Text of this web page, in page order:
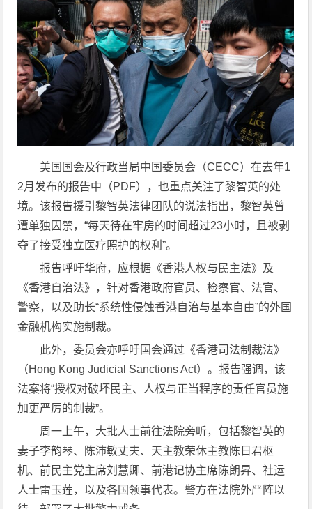
美国国会及行政当局中国委员会（CECC）在去年1
2月发布的报告中（PDF），也重点关注了黎智英的处
境。该报告援引黎智英法律团队的说法指出，黎智英曾
遭单独囚禁，“每天待在牢房的时间超过23小时，且被剥
夺了接受独立医疗照护的权利”。
报告呼吁华府，应根据《香港人权与民主法》及
《香港自治法》，针对香港政府官员、检察官、法官、
警察，以及助长“系统性侵蚀香港自治与基本自由”的外国
金融机构实施制裁。
此外，委员会亦呼吁国会通过《香港司法制裁法》
（Hong Kong Judicial Sanctions Act）。报告强调，该
法案将“授权对破坏民主、人权与正当程序的责任官员施
加更严厉的制裁”。
周一上午，大批人士前往法院旁听，包括黎智英的
妻子李韵琴、陈沛敏丈夫、天主教荣休主教陈日君枢
机、前民主党主席刘慧卿、前港记协主席陈朗昇、社运
人士雷玉莲，以及各国领事代表。警方在法院外严阵以